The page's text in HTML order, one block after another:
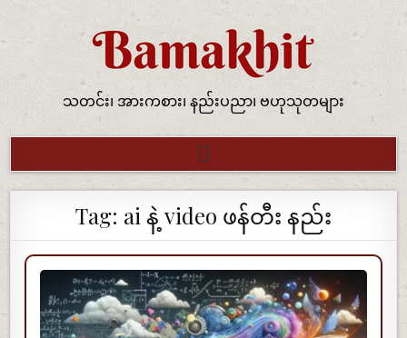
သတင်း၊ အားကစား၊ နည်းပညာ၊ ဗဟုသုတများ
Tag: ai နဲ့ video ဖန်တီး နည်း